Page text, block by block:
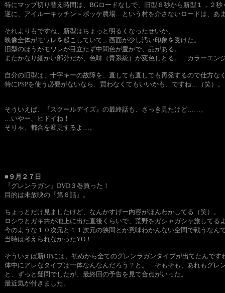
特にマップ切り替え時間は、BGロードなしで、旧型６秒から新型１，２
逆に、アイルーキッチン～ポッケ農場…という村を介さないロードは、
それよりもですね、新型はちょっと明るくなったせいか、
映像全体がモワレを起こしていて、画面が少し汚い印象を受けた。
旧型のほうがモワレが目立たず中間色が豊かで、品がある。
またかなり細かい部分だが、色味（青系統）が変色しとる。 カラーエン
自分の旧型は、十字キーの故障を、直しても直しても再発するので仕方な
特にPSPを使う必要がないなら、買わなくてもいいかも、ですね…（笑）。
そういえば、『スクールデイズ』の最終話も、さっき見たけど……。
…いやー、ヒドイね！
そりゃ、都合を変更するよ…。
■９月２７日
『グレンラガン』DVD３巻買った！
目的は未放映の『第６話』。
ちょっとだけ見ましたけど、なんかすげー内容がほんわかしてる（笑）。
ロシウとガキ共が地上に出た直後くらいで、荒野をガシャガシャ旅してる
今のような１０次元と１１次元の狭間とか意味わかんない空間で戦うなん
当時は考えられなかったYO！
そういえば新OPには、初めから全てのグレンラガンタイプが出てたんです
体中にアレなタイプは一体なんなんだろう？と。 そもそも、あれもグレ
と、ずっと疑問でしたが、最終回の予告を見て合点がいった。
最近気が付きました。